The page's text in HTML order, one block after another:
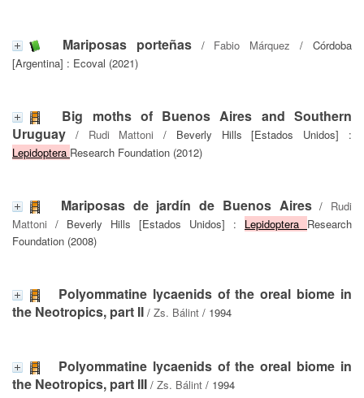
Mariposas porteñas/ Fabio Márquez / Córdoba
[Argentina] : Ecoval (2021)
Big moths of Buenos Aires and Southern
Uruguay / Rudi Mattoni / Beverly Hills [Estados Unidos] :
Lepidoptera Research Foundation (2012)
Mariposas de jardín de Buenos Aires/ Rudi
Mattoni / Beverly Hills [Estados Unidos] : Lepidoptera Research
Foundation (2008)
Polyommatine lycaenids of the oreal biome in
the Neotropics, part II / Zs. Bálint / 1994
Polyommatine lycaenids of the oreal biome in
the Neotropics, part III / Zs. Bálint / 1994